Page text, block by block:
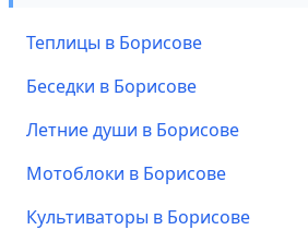
Теплицы в Борисове
Беседки в Борисове
Летние души в Борисове
Мотоблоки в Борисове
Культиваторы в Борисове